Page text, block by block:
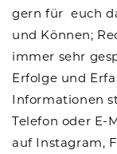
gern für euch
und Können;
immer sehr
Erfolge und
Informationen
Telefon oder E-
auf Instagram,